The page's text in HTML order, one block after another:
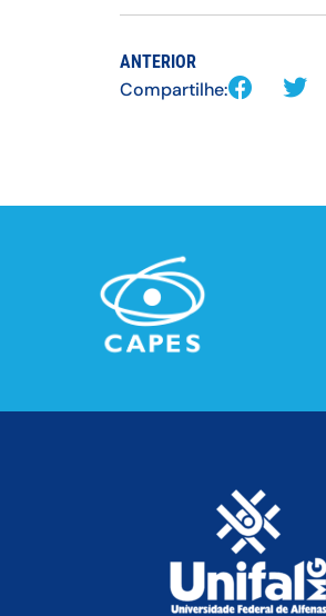
ANTERIOR
Compartilhe: